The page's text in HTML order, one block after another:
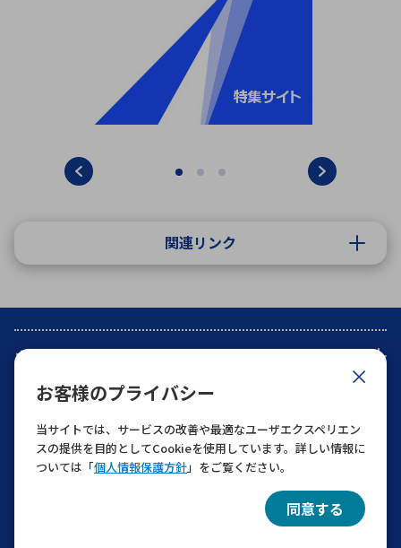
お客様のプライバシー
当サイトでは、サービスの改善や最適なユーザエクスペリエン
スの提供を目的としてCookieを使用しています。詳しい情報に
ついては「個人情報保護方針」をご覧ください。
同意する
関連リンク
カテゴリ別取扱商品
マーケット別取扱商品
用途別取扱商品